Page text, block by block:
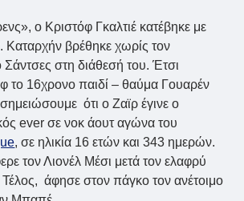
ο Κριστόφ Γκαλτιέ κατέβηκε με
Καταρχήν βρέθηκε χωρίς τον
Σάντσες στη διάθεσή του. Έτσι
το 16χρονο παιδί – θαύμα Γουαρέν
ότι ο Ζαϊρ έγινε ο
ever σε νοκ άουτ αγώνα του
, σε ηλικία 16 ετών και 343 ημερών.
τον Λιονέλ Μέσι μετά τον ελαφρύ
Τέλος, άφησε στον πάγκο τον ανέτοιμο